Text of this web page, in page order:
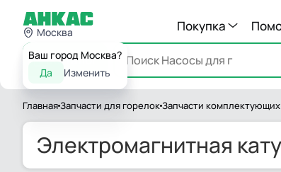
Москва
Ваш город Москва?
Да
Изменить
Покупка
Каталог
ГлавнаяЗапчасти для горелокЗапчасти
Электромагнитная